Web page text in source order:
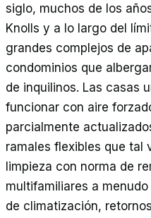
siglo, muchos de los
Knolls y a lo largo del
grandes complejos de
condominios que
de inquilinos. Las casas
funcionar con aire
parcialmente
ramales flexibles que tal
limpieza con norma de
multifamiliares a
de climatización,